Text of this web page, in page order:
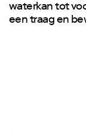
waterkan tot
een traag en